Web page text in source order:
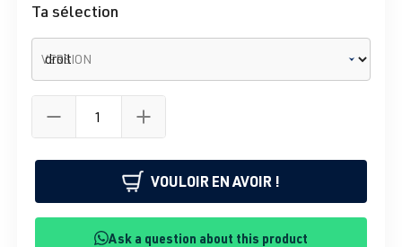
Ta sélection
VERSION
VOULOIR EN AVOIR !
Ask a question about this product